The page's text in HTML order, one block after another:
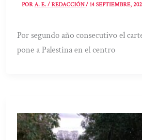
PORA. E. / REDACCIÓN/14 SEPTIEMBRE,
Por segundo año consecutivo el
pone a Palestina en el centro